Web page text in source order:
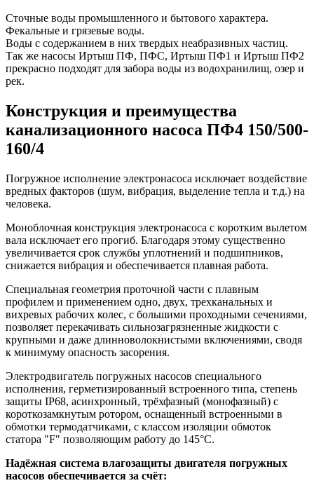
Сточные воды промышленного и бытового характера.
Фекальные и грязевые воды.
Воды с содержанием в них твердых неабразивных частиц.
Так же насосы Иртыш ПФ, ПФС, Иртыш ПФ1 и Иртыш ПФ2
прекрасно подходят для забора воды из водохранилищ, озер и
рек.
Конструкция и преимущества
канализационного насоса ПФ4 150/500-
160/4
Погружное исполнение электронасоса исключает воздействие
вредных факторов (шум, вибрация, выделение тепла и т.д.) на
человека.
Моноблочная конструкция электронасоса с коротким вылетом
вала исключает его прогиб. Благодаря этому существенно
увеличивается срок службы уплотнений и подшипников,
снижается вибрация и обеспечивается плавная работа.
Специальная геометрия проточной части с плавным
профилем и применением одно, двух, трехканальных и
вихревых рабочих колес, с большими проходными сечениями,
позволяет перекачивать сильнозагрязненные жидкости с
крупными и даже длинноволокнистыми включениями, сводя
к минимуму опасность засорения.
Электродвигатель погружных насосов специального
исполнения, герметизированный встроенного типа, степень
защиты IP68, асинхронный, трёхфазный (монофазный) с
короткозамкнутым ротором, оснащенный встроенными в
обмотки термодатчиками, с классом изоляции обмоток
статора "F" позволяющим работу до 145°С.
Надёжная система влагозащиты двигателя погружных
насосов обеспечивается за счёт: